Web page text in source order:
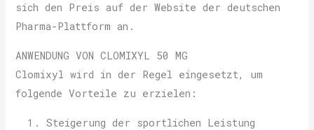
sich den Preis auf der Website der deutschen
Pharma-Plattform an.
ANWENDUNG VON CLOMIXYL 50 MG
Clomixyl wird in der Regel eingesetzt, um
folgende Vorteile zu erzielen:
Steigerung der sportlichen Leistung